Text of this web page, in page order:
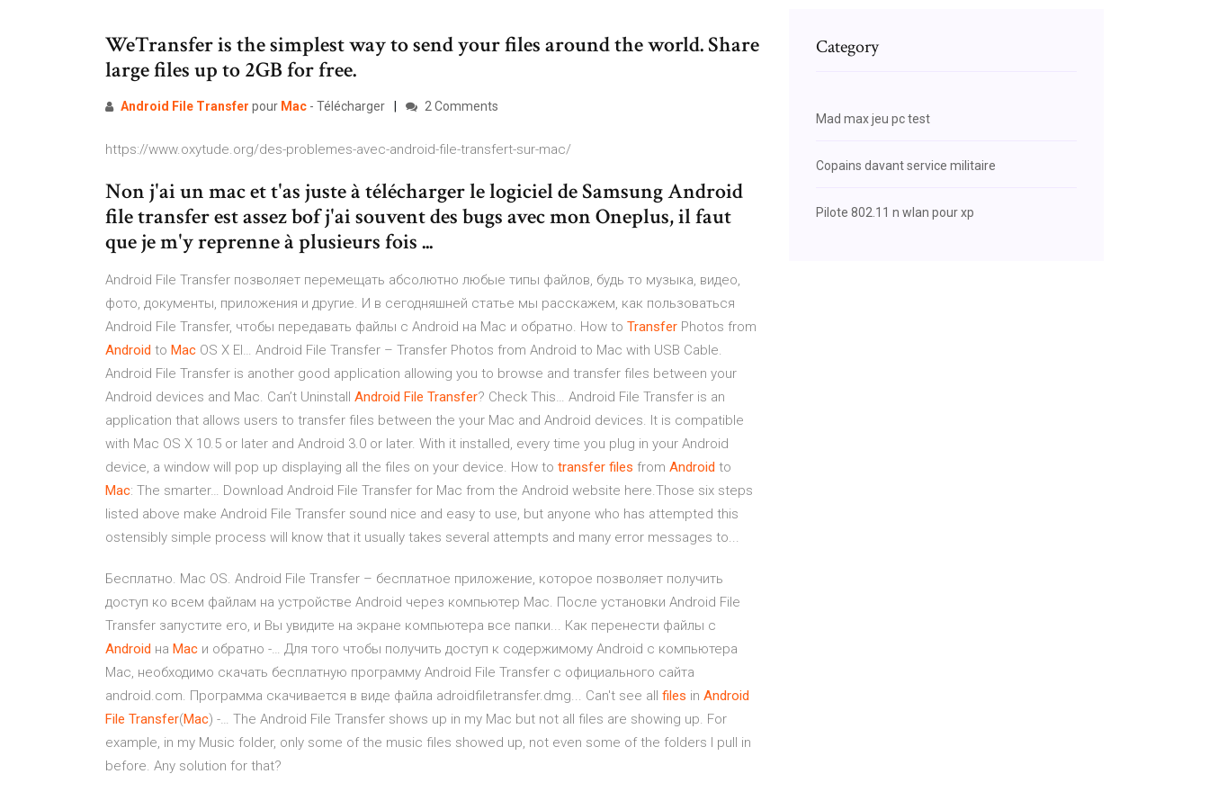
WeTransfer is the simplest way to send your files around the world. Share
large files up to 2GB for free.
Android File Transfer pour Mac - Télécharger 2 Comments
https://www.oxytude.org/des-problemes-avec-android-file-transfert-sur-mac/
Non j'ai un mac et t'as juste à télécharger le logiciel de Samsung Android
file transfer est assez bof j'ai souvent des bugs avec mon Oneplus, il faut
que je m'y reprenne à plusieurs fois ...
Android File Transfer позволяет перемещать абсолютно любые типы файлов, будь то музыка, видео,
фото, документы, приложения и другие. И в сегодняшней статье мы расскажем, как пользоваться
Android File Transfer, чтобы передавать файлы с Android на Mac и обратно. How to Transfer Photos from
Android to Mac OS X El… Android File Transfer – Transfer Photos from Android to Mac with USB Cable.
Android File Transfer is another good application allowing you to browse and transfer files between your
Android devices and Mac. Can’t Uninstall Android File Transfer? Check This… Android File Transfer is an
application that allows users to transfer files between the your Mac and Android devices. It is compatible
with Mac OS X 10.5 or later and Android 3.0 or later. With it installed, every time you plug in your Android
device, a window will pop up displaying all the files on your device. How to transfer files from Android to
Mac: The smarter… Download Android File Transfer for Mac from the Android website here.Those six steps
listed above make Android File Transfer sound nice and easy to use, but anyone who has attempted this
ostensibly simple process will know that it usually takes several attempts and many error messages to...
Бесплатно. Mac OS. Android File Transfer – бесплатное приложение, которое позволяет получить
доступ ко всем файлам на устройстве Android через компьютер Mac. После установки Android File
Transfer запустите его, и Вы увидите на экране компьютера все папки... Как перенести файлы с
Android на Mac и обратно -… Для того чтобы получить доступ к содержимому Android с компьютера
Mac, необходимо скачать бесплатную программу Android File Transfer с официального сайта
android.com. Программа скачивается в виде файла adroidfiletransfer.dmg... Can't see all files in Android
File Transfer(Mac) -… The Android File Transfer shows up in my Mac but not all files are showing up. For
example, in my Music folder, only some of the music files showed up, not even some of the folders I pull in
before. Any solution for that?
Category
Mad max jeu pc test
Copains davant service militaire
Pilote 802.11 n wlan pour xp